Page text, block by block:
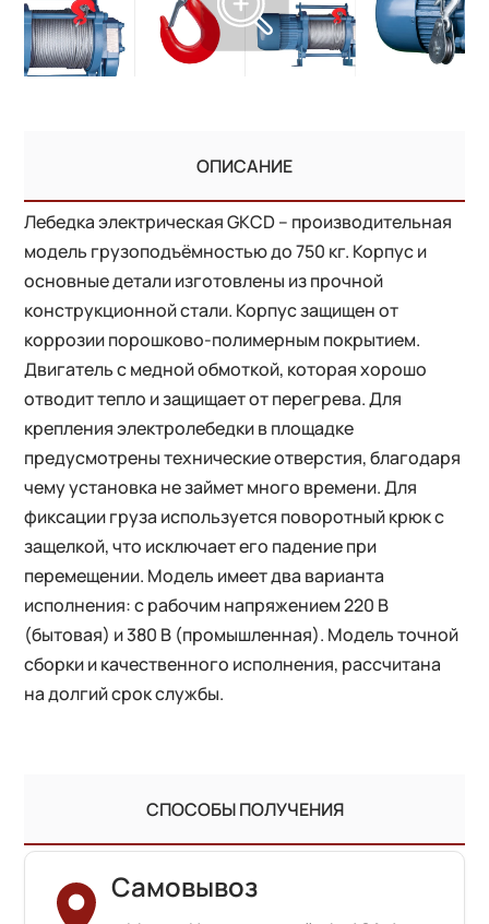
ОПИСАНИЕ
Лебедка электрическая GKCD – производительная
модель грузоподъёмностью до 750 кг. Корпус и
основные детали изготовлены из прочной
конструкционной стали. Корпус защищен от
коррозии порошково-полимерным покрытием.
Двигатель с медной обмоткой, которая хорошо
отводит тепло и защищает от перегрева. Для
крепления электролебедки в площадке
предусмотрены технические отверстия, благодаря
чему установка не займет много времени. Для
фиксации груза используется поворотный крюк с
защелкой, что исключает его падение при
перемещении. Модель имеет два варианта
исполнения: с рабочим напряжением 220 В
(бытовая) и 380 В (промышленная). Модель точной
сборки и качественного исполнения, рассчитана
на долгий срок службы.
СПОСОБЫ ПОЛУЧЕНИЯ
Самовывоз